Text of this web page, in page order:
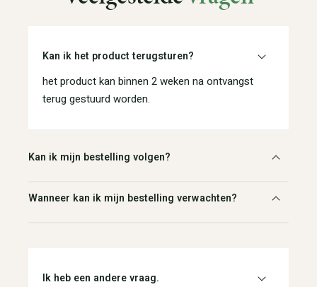
Kan ik het product terugsturen?
het product kan binnen 2 weken na ontvangst
terug gestuurd worden.
Kan ik mijn bestelling volgen?
Wanneer kan ik mijn bestelling verwachten?
Ik heb een andere vraag.